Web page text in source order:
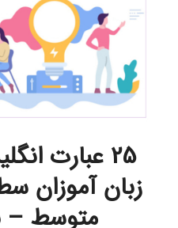
25 عبارت
زبان آموزان
متوسط